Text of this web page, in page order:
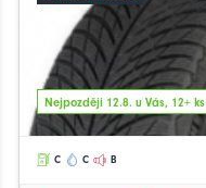
Nejpozději 12.8. u Vás, 12+ ks
C C B